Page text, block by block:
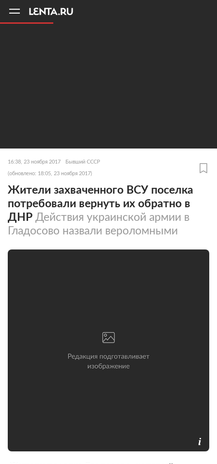
16:38, 23 ноября 2017 Бывший СССР
(обновлено: 18:05, 23 ноября 2017)
Жители захваченного ВСУ поселка
потребовали вернуть их обратно в
ДНР Действия украинской армии в
Гладосово назвали вероломными